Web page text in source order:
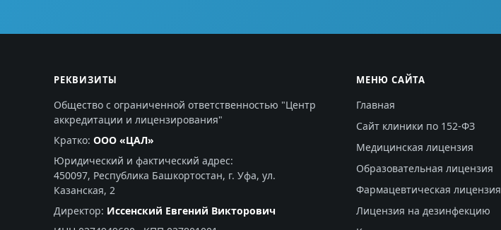
РЕКВИЗИТЫ
Общество с ограниченной ответственностью "Центр
аккредитации и лицензирования"
Кратко: ООО «ЦАЛ»
Юридический и фактический адрес:
450097, Республика Башкортостан, г. Уфа, ул.
Казанская, 2
Директор: Иссенский Евгений Викторович
МЕНЮ САЙТА
Главная
Сайт клиники по 152-ФЗ
Медицинская лицензия
Образовательная лицензия
Фармацевтическая лицензия
Лицензия на дезинфекцию